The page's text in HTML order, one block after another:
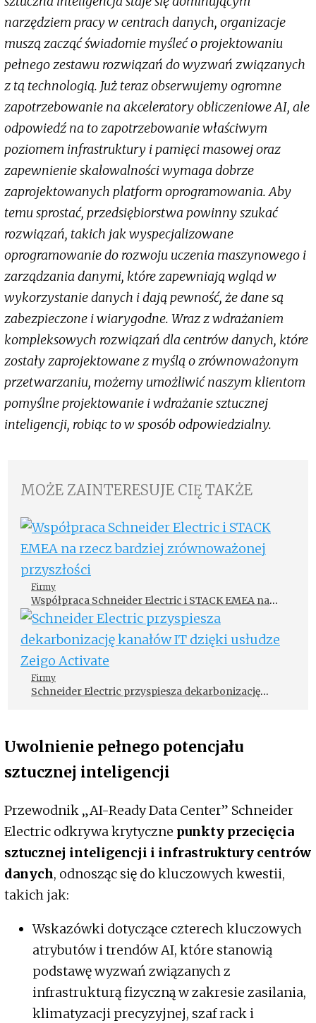
narzędziem pracy w centrach danych, organizacje
muszą zacząć świadomie myśleć o projektowaniu
pełnego zestawu rozwiązań do wyzwań związanych
z tą technologią. Już teraz obserwujemy ogromne
zapotrzebowanie na akceleratory obliczeniowe AI, ale
odpowiedź na to zapotrzebowanie właściwym
poziomem infrastruktury i pamięci masowej oraz
zapewnienie skalowalności wymaga dobrze
zaprojektowanych platform oprogramowania. Aby
temu sprostać, przedsiębiorstwa powinny szukać
rozwiązań, takich jak wyspecjalizowane
oprogramowanie do rozwoju uczenia maszynowego i
zarządzania danymi, które zapewniają wgląd w
wykorzystanie danych i dają pewność, że dane są
zabezpieczone i wiarygodne. Wraz z wdrażaniem
kompleksowych rozwiązań dla centrów danych, które
zostały zaprojektowane z myślą o zrównoważonym
przetwarzaniu, możemy umożliwić naszym klientom
pomyślne projektowanie i wdrażanie sztucznej
inteligencji, robiąc to w sposób odpowiedzialny.
MOŻE ZAINTERESUJE CIĘ TAKŻE
Firmy
Współpraca Schneider Electric i STACK EMEA na
rzecz bardziej zrównoważonej przyszłości
Firmy
Schneider Electric przyspiesza dekarbonizację
Uwolnienie pełnego potencjału
sztucznej inteligencji
Przewodnik „AI-Ready Data Center” Schneider
Electric odkrywa krytyczne punkty przecięcia
sztucznej inteligencji i infrastruktury centrów
danych, odnosząc się do kluczowych kwestii,
takich jak:
Wskazówki dotyczące czterech kluczowych
atrybutów i trendów AI, które stanowią
podstawę wyzwań związanych z
infrastrukturą fizyczną w zakresie zasilania,
klimatyzacji precyzyjnej, szaf rack i